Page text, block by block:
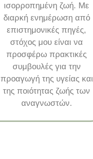
ισορροπημένη ζωή. Με
διαρκή ενημέρωση από
επιστημονικές πηγές,
στόχος μου είναι να
προσφέρω πρακτικές
συμβουλές για την
προαγωγή της υγείας και
της ποιότητας ζωής των
αναγνωστών.